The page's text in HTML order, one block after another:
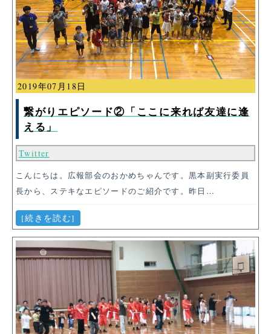
2019年07月18日
繋がりエピソード②「ここに来れば友達に逢
える」
Twitter
こんにちは。広報部会のおかめちゃんです。黒本副実行委員
長から、ステキなエピソードのご紹介です。昨日…
[続きを読む]